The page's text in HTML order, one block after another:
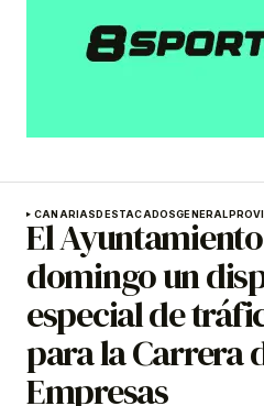
CANARIASDESTACADOSGENERAL
El
domingo un
especial de
para la Carrera
Empresas